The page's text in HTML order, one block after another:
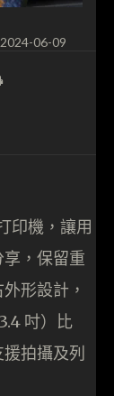
2024-06-09
印機，讓用
，保留重
形設計，
吋）比
拍攝及列